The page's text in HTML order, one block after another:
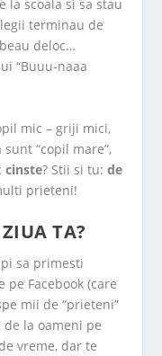
la scoala si sa stau
terminau de
deloc…
“Buuu-naaa
mic – griji mici,
“copil mare”,
cinste? Stii si tu:de
prieteni!
TA?
sa primesti
pe Facebook (care
mii de “prieteni”
la oameni pe
vreme, dar te